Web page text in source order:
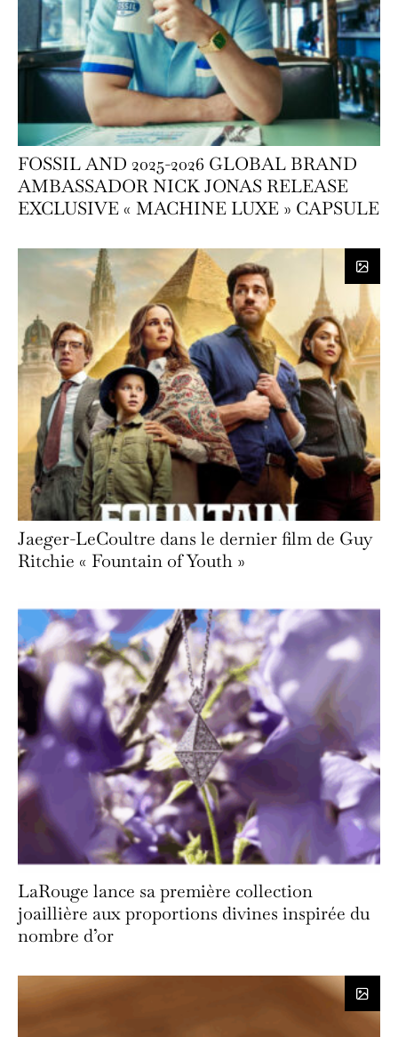
FOSSIL AND 2025-2026 GLOBAL BRAND
AMBASSADOR NICK JONAS RELEASE
EXCLUSIVE « MACHINE LUXE » CAPSULE
Jaeger-LeCoultre dans le dernier film de Guy
Ritchie « Fountain of Youth »
LaRouge lance sa première collection
joaillière aux proportions divines inspirée du
nombre d’or